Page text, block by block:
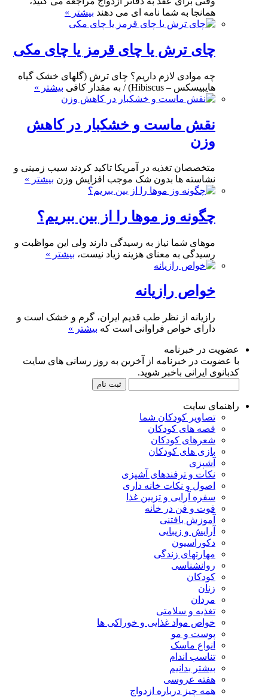
همانجا به شما نامه ای می دهند بیشتر »
چای ترش یا چای قرمز یا چای مکی
چه موادی لازم داریم؟ چای ترش (گلهای خشک گیاه
هایبیسکس – Hibiscus) / به مقدار کافی
بیشتر »
نقش ماست و خشکبار در کاهش
وزن
متخصصان تغذیه در آمریکا تاکید کردند سیب زمینی و
نشاسته ها بدون شک موجب افزایش وزن بیشتر »
چگونه وز موها را از بین ببریم؟
موهای شما نیاز به رسیدگی دارند ولی این مواظبت و
رسیدگی به معنای هزینه زیاد نیست، بیشتر »
خواص رازیانه
رازیانه از نظر طب قدیم ایران، گرم و خشک است و
دارای خواص فراوانی است که بیشتر »
عضویت در خبرنامه
با عضویت در خبرنامه از آخرین به روز رسانی های سایت
کدبانوی ایرانی باخبر شوید.
راهنمای سایت
تصاویر کودکان شما
قصه های کودکان
شعرهای کودکان
بازی های کودکان
آشپزی
نکات و ترفندهای آشپزی
اصول و نکات خانه داری
سفره آرایی و تزیین غذا
فوت و فن در خانه
آموزش بافتنی
آرایش و زیبایی
دکوراسیون
مهارتهای زندگی
روانشناسی
کودکان
زنان
مردان
تغذیه و سلامتی
خواص مواد غذایی و خوراکی ها
پوست و مو
انواع ماسک
تناسب اندام
بیشتر بدانیم
هفته عروسی
همه چیز درباره ازدواج